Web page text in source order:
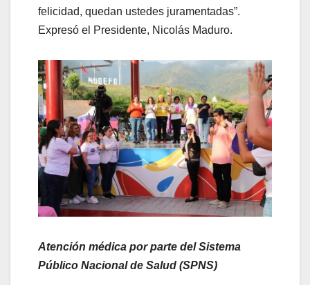
felicidad, quedan ustedes juramentadas”.
Expresó el Presidente, Nicolás Maduro.
Atención médica por parte del Sistema
Público Nacional de Salud (SPNS)